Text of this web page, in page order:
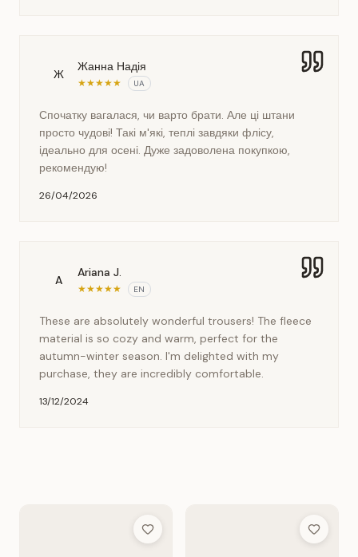
Ж
Жанна Надія
★★★★★ UA
Спочатку вагалася, чи варто брати. Але ці штани
просто чудові! Такі м'які, теплі завдяки флісу,
ідеально для осені. Дуже задоволена покупкою,
рекомендую!
26/04/2026
A
Ariana J.
★★★★★ EN
These are absolutely wonderful trousers! The fleece
material is so cozy and warm, perfect for the
autumn-winter season. I'm delighted with my
purchase, they are incredibly comfortable.
13/12/2024
Add to Wish List Add to